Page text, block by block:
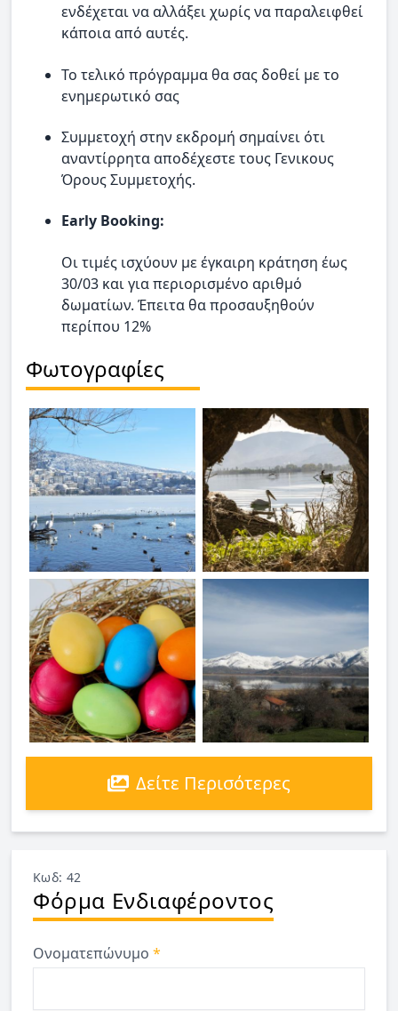
ενδέχεται να αλλάξει χωρίς να παραλειφθεί
κάποια από αυτές.
Το τελικό πρόγραμμα θα σας δοθεί με το
ενημερωτικό σας
Συμμετοχή στην εκδρομή σημαίνει ότι
αναντίρρητα αποδέχεστε τους Γενικους
Όρους Συμμετοχής.
Early Booking:
Οι τιμές ισχύουν με έγκαιρη κράτηση έως
30/03 και για περιορισμένο αριθμό
δωματίων. Έπειτα θα προσαυξηθούν
περίπου 12%
Φωτογραφίες
Δείτε Περισότερες
Κωδ: 42
Φόρμα Ενδιαφέροντος
Ονοματεπώνυμο *